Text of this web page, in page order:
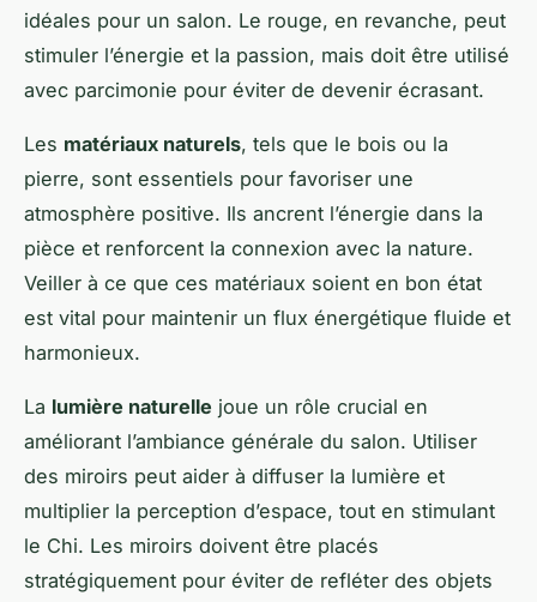
idéales pour un salon. Le rouge, en revanche, peut
stimuler l’énergie et la passion, mais doit être utilisé
avec parcimonie pour éviter de devenir écrasant.
Les matériaux naturels, tels que le bois ou la
pierre, sont essentiels pour favoriser une
atmosphère positive. Ils ancrent l’énergie dans la
pièce et renforcent la connexion avec la nature.
Veiller à ce que ces matériaux soient en bon état
est vital pour maintenir un flux énergétique fluide et
harmonieux.
La lumière naturelle joue un rôle crucial en
améliorant l’ambiance générale du salon. Utiliser
des miroirs peut aider à diffuser la lumière et
multiplier la perception d’espace, tout en stimulant
le Chi. Les miroirs doivent être placés
stratégiquement pour éviter de refléter des objets